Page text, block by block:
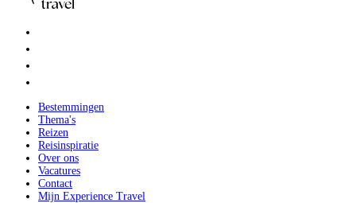
Bestemmingen
Thema's
Reizen
Reisinspiratie
Over ons
Vacatures
Contact
Mijn Experience Travel